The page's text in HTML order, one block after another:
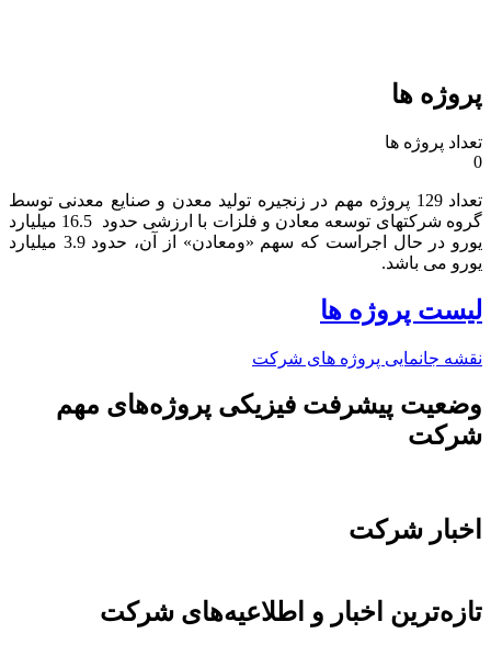
پروژه ها
تعداد پروژه ها
0
تعداد 129 پروژه مهم در زنجیره تولید معدن و صنایع معدنی توسط
گروه شرکتهای توسعه معادن و فلزات با ارزشی حدود 16.5 میلیارد
یورو در حال اجراست که سهم «ومعادن» از آن، حدود 3.9 میلیارد
یورو می باشد.​
لیست پروژه ها
نقشه جانمایی پروژه های شرکت
وضعیت پیشرفت فیزیکی پروژه‌های مهم
شرکت
اخبار شرکت
تازه‌ترین اخبار و اطلاعیه‌های شرکت